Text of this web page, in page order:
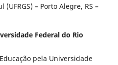
– Porto Alegre, RS –
Federal do Rio
pela Universidade